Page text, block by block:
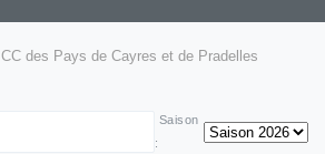
CC des Pays de Cayres et de Pradelles
Saison
: